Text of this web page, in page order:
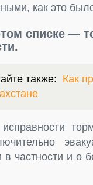
как это
списке —
также: Как
в частности и о